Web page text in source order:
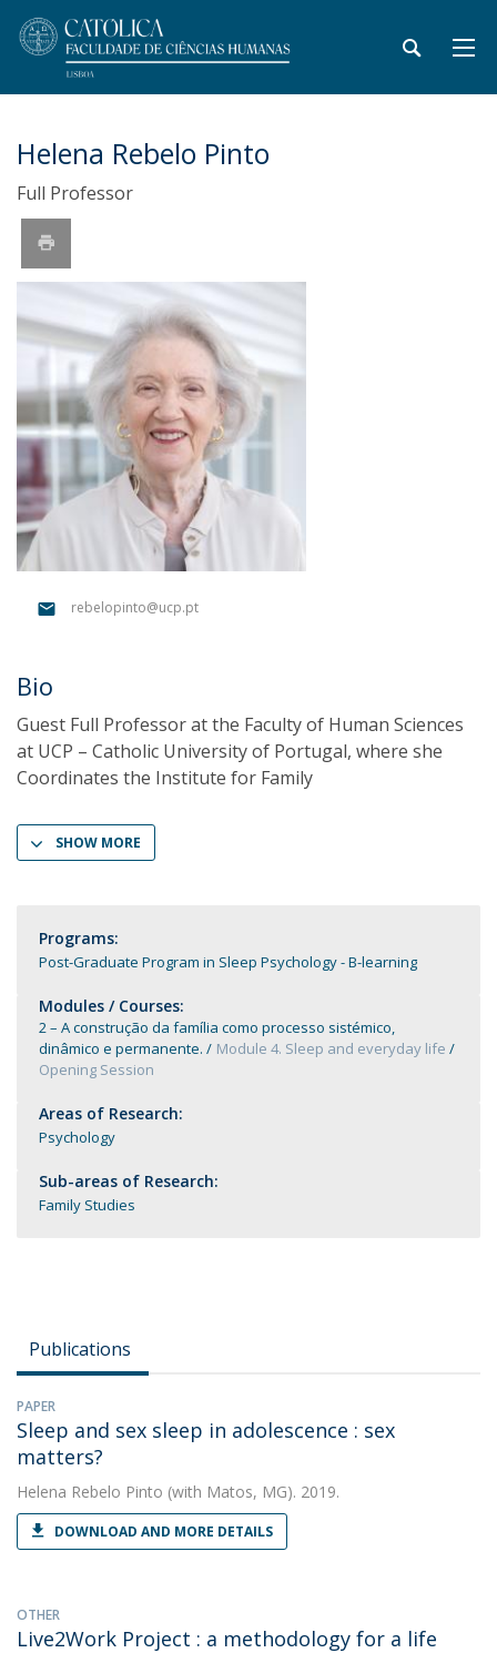
Helena Rebelo Pinto
Full Professor
rebelopinto@ucp.pt
Bio
Guest Full Professor at the Faculty of Human Sciences
at UCP – Catholic University of Portugal, where she
Coordinates the Institute for Family
SHOW MORE
Programs:
Post-Graduate Program in Sleep Psychology - B-learning
Modules / Courses:
2 – A construção da família como processo sistémico,
dinâmico e permanente.
Module 4. Sleep and everyday life
Opening Session
Areas of Research:
Psychology
Sub-areas of Research:
Family Studies
Publications
PAPER
Sleep and sex sleep in adolescence : sex
matters?
Helena Rebelo Pinto (with Matos, MG). 2019.
DOWNLOAD AND MORE DETAILS
OTHER
Live2Work Project : a methodology for a life